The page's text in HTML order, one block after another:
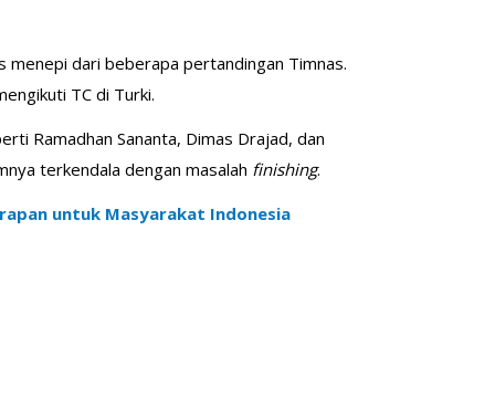
menepi dari beberapa pertandingan Timnas.
TC di Turki.
Ramadhan Sananta, Dimas Drajad, dan
terkendala dengan masalah finishing.
untuk Masyarakat Indonesia